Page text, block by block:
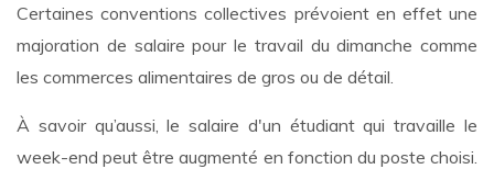
Certaines conventions collectives prévoient en effet une
majoration de salaire pour le travail du dimanche comme
les commerces alimentaires de gros ou de détail.
À savoir qu’aussi, le salaire d'un étudiant qui travaille le
week-end peut être augmenté en fonction du poste choisi.